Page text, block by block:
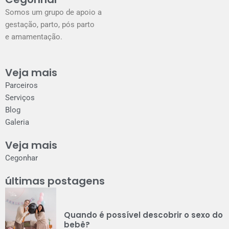
Somos um grupo de apoio a
gestação, parto, pós parto
e amamentação.
Veja mais
Parceiros
Serviços
Blog
Galeria
Veja mais
Cegonhar
últimas postagens
Quando é possível descobrir o sexo do
bebê?